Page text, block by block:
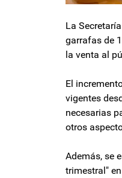
La
garrafas de
la venta al
El
vigentes
necesarias
otros
Además, se
trimestral"